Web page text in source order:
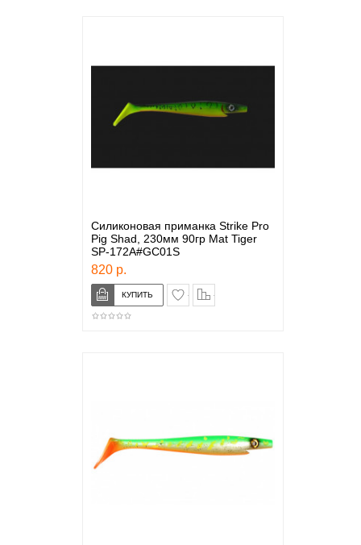
Силиконовая приманка Strike Pro
Pig Shad, 230мм 90гр Mat Tiger
SP-172A#GC01S
820 р.
в закладки